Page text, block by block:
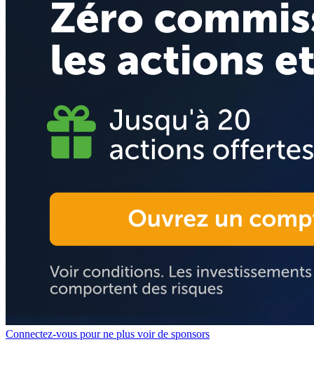
Connectez-vous pour ne plus voir de sponsors